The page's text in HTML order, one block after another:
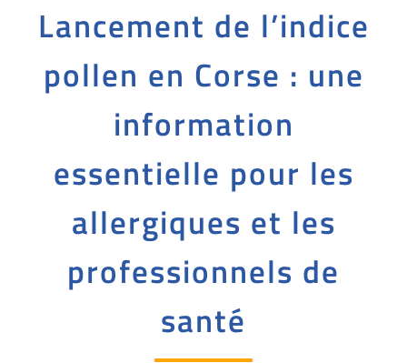
Lancement de l’indice
pollen en Corse : une
information
essentielle pour les
allergiques et les
professionnels de
santé